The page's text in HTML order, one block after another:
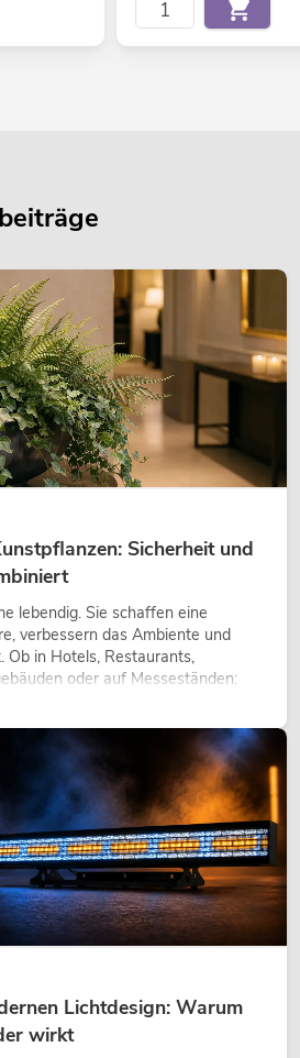
Sicherheit und
lebendig. Sie schaffen eine
verbessern das Ambiente und
in Hotels, Restaurants,
oder auf Messeständen:
gehört heute längst zum
Lichtdesign: Warum
wirkt